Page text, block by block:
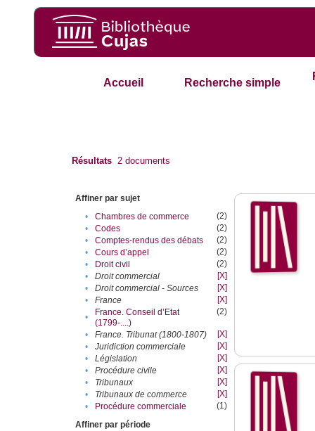
Accueil Recherche simple
Résultats 2 documents
Affiner par sujet
•
Chambres de commerce
(2)
•
Codes
(2)
•
Comptes-rendus des débats
(2)
•
Cours d’appel
(2)
•
Droit civil
(2)
•
Droit commercial
[X]
•
Droit commercial - Sources
[X]
•
France
[X]
•
France. Conseil d’Etat
(1799-....)
(2)
• France. Tribunat (1800-1807)
[X]
•
Juridiction commerciale
[X]
•
Législation
[X]
•
Procédure civile
[X]
•
Tribunaux
[X]
•
Tribunaux de commerce
[X]
•
Procédure commerciale
(1)
Affiner par période